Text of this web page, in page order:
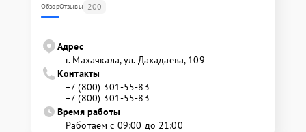
ОбзорОтзывы 200
Адрес
г. Махачкала, ул. Дахадаева, 109
Контакты
+7 (800) 301-55-83
+7 (800) 301-55-83
Время работы
Работаем с 09:00 до 21:00